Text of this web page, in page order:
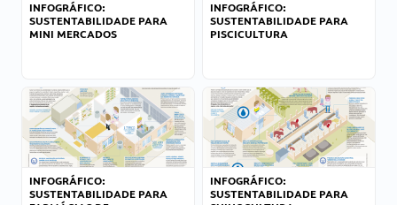
INFOGRÁFICO:
SUSTENTABILIDADE PARA
MINI MERCADOS
INFOGRÁFICO:
SUSTENTABILIDADE PARA
PISCICULTURA
INFOGRÁFICO:
SUSTENTABILIDADE PARA
INFOGRÁFICO:
SUSTENTABILIDADE PARA